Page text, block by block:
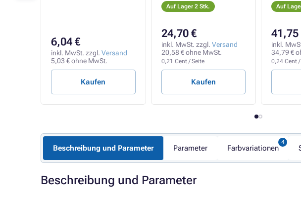
6,04 €
inkl. MwSt. zzgl. Versand
5,03 € ohne MwSt.
Kaufen
Auf Lager 2 Stk.
24,70 €
inkl. MwSt. zzgl. Versand
20,58 € ohne MwSt.
0,21 Cent / Seite
Kaufen
Auf
41,75
inkl.
34,79 €
0,24 Cent /
Beschreibung und Parameter Parameter Farbvariationen
Beschreibung und Parameter